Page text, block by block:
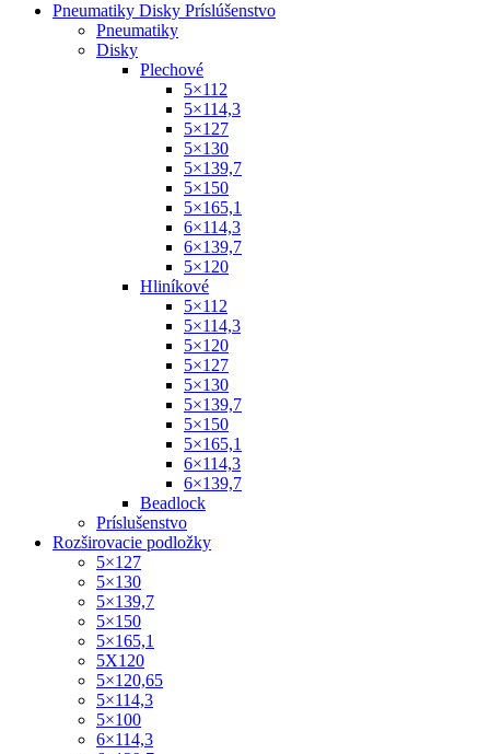
Pneumatiky Disky Príslúšenstvo
Pneumatiky
Disky
Plechové
5×112
5×114,3
5×127
5×130
5×139,7
5×150
5×165,1
6×114,3
6×139,7
5×120
Hliníkové
5×112
5×114,3
5×120
5×127
5×130
5×139,7
5×150
5×165,1
6×114,3
6×139,7
Beadlock
Príslušenstvo
Rozširovacie podložky
5×127
5×130
5×139,7
5×150
5×165,1
5X120
5×120,65
5×114,3
5×100
6×114,3